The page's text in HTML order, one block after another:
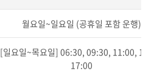
월요일~일요일 (공휴일 포함 운행)
[일요일~목요일] 06:30, 09:30, 11:00,
17:00